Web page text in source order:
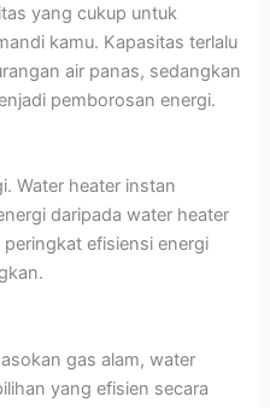
yang cukup untuk
kamu. Kapasitas terlalu
air panas, sedangkan
pemborosan energi.
Water heater instan
daripada water heater
efisiensi energi
gas alam, water
yang efisien secara